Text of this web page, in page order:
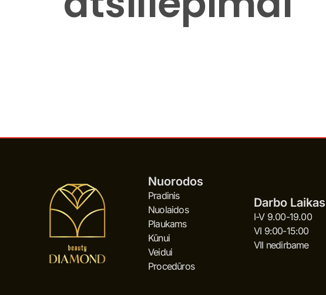
Nuorodos
Pradinis
Nuolaidos
Plaukams
Kūnui
Veidui
Procedūros
Darbo Laikas
I-V 9.00-19.00
VI 9:00-15:00
VII nedirbame